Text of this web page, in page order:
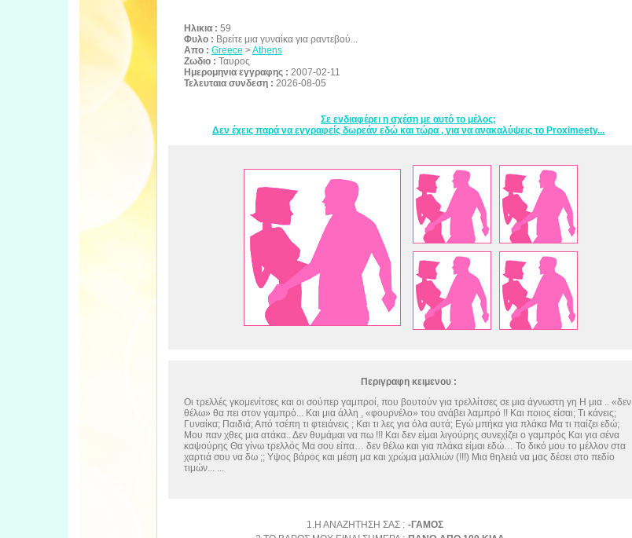
Ηλικια : 59
Φυλο : Βρείτε μια γυναίκα για ραντεβού...
Απο : Greece >Athens
Ζωδιο : Ταυρος
Ημερομηνια εγγραφης : 2007-02-11
Τελευταια συνδεση : 2026-08-05
Σε ενδιαφέρει η σχέση με αυτό το μέλος;
Δεν έχεις παρά να εγγραφείς δωρεάν εδώ και τώρα , για να ανακαλύψεις το Proximeety...
Περιγραφη κειμενου :
Οι τρελλές γκομενίτσες και οι σούπερ γαμπροί, που βουτούν για τρελλίτσες σε μια άγνωστη γη Η μια .. «δεν
θέλω» θα πει στον γαμπρό... Και μια άλλη , «φουρνέλο» του ανάβει λαμπρό !! Και ποιος είσαι; Τι κάνεις;
Γυναίκα; Παιδιά; Από τσέπη τι φτειάνεις ; Και τι λες για όλα αυτά; Εγώ μπήκα για πλάκα Μα τι παίζει εδώ;
Μου παν χθες μια ατάκα.. Δεν θυμάμαι να πω !!! Και δεν είμαι λιγούρης συνεχίζει ο γαμπρός Και για σένα
καψούρης Θα γίνω τρελλός Μα σου είπα… δεν θέλω και για πλάκα είμαι εδώ… Το δικό μου το μέλλον στα
χαρτιά σου να δω ;; Υψος βάρος και μέση μα και χρώμα μαλλιών (!!!) Μια θηλειά να μας δέσει στο πεδίο
τιμών... ...
1.Η ΑΝΑΖΗΤΗΣΗ ΣΑΣ : -ΓΑΜΟΣ